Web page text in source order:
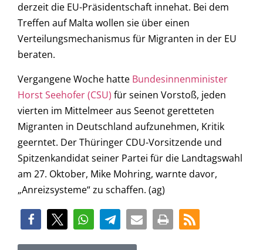
derzeit die EU-Präsidentschaft innehat. Bei dem
Treffen auf Malta wollen sie über einen
Verteilungsmechanismus für Migranten in der EU
beraten.
Vergangene Woche hatte Bundesinnenminister
Horst Seehofer (CSU) für seinen Vorstoß, jeden
vierten im Mittelmeer aus Seenot geretteten
Migranten in Deutschland aufzunehmen, Kritik
geerntet. Der Thüringer CDU-Vorsitzende und
Spitzenkandidat seiner Partei für die Landtagswahl
am 27. Oktober, Mike Mohring, warnte davor,
„Anreizsysteme“ zu schaffen. (ag)